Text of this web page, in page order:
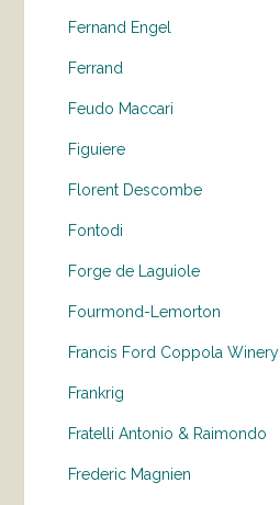
Fernand Engel
Ferrand
Feudo Maccari
Figuiere
Florent Descombe
Fontodi
Forge de Laguiole
Fourmond-Lemorton
Francis Ford Coppola Winery
Frankrig
Fratelli Antonio & Raimondo
Frederic Magnien